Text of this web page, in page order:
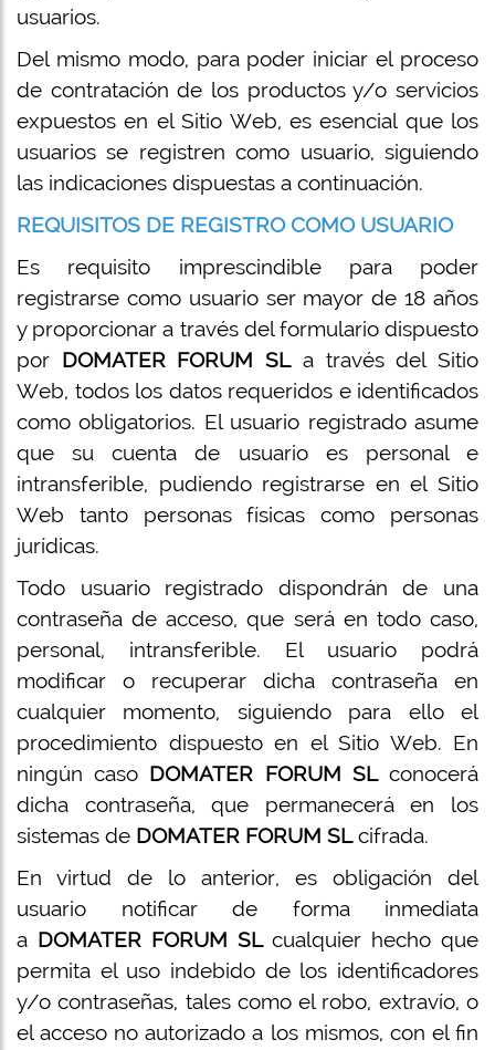
usuarios.
Del mismo modo, para poder iniciar el proceso
de contratación de los productos y/o servicios
expuestos en el Sitio Web, es esencial que los
usuarios se registren como usuario, siguiendo
las indicaciones dispuestas a continuación.
REQUISITOS DE REGISTRO COMO USUARIO
Es requisito imprescindible para poder
registrarse como usuario ser mayor de 18 años
y proporcionar a través del formulario dispuesto
por DOMATER FORUM SLa través del Sitio
Web, todos los datos requeridos e identificados
como obligatorios. El usuario registrado asume
que su cuenta de usuario es personal e
intransferible, pudiendo registrarse en el Sitio
Web tanto personas físicas como personas
jurídicas.
Todo usuario registrado dispondrán de una
contraseña de acceso, que será en todo caso,
personal, intransferible. El usuario podrá
modificar o recuperar dicha contraseña en
cualquier momento, siguiendo para ello el
procedimiento dispuesto en el Sitio Web. En
ningún caso DOMATER FORUM SLconocerá
dicha contraseña, que permanecerá en los
sistemas de DOMATER FORUM SLcifrada.
En virtud de lo anterior, es obligación del
usuario notificar de forma inmediata
a DOMATER FORUM SLcualquier hecho que
permita el uso indebido de los identificadores
y/o contraseñas, tales como el robo, extravío, o
el acceso no autorizado a los mismos, con el fin